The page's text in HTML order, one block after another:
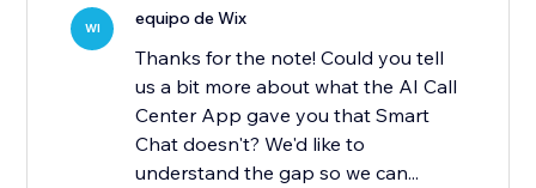
WI equipo de Wix
Thanks for the note! Could you tell
us a bit more about what the AI Call
Center App gave you that Smart
Chat doesn't? We'd like to
understand the gap so we can...